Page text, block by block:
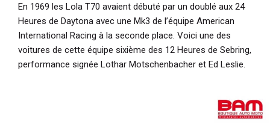
En 1969 les Lola T70 avaient débuté par un doublé aux 24
Heures de Daytona avec une Mk3 de l’équipe American
International Racing à la seconde place. Voici une des
voitures de cette équipe sixième des 12 Heures de Sebring,
performance signée Lothar Motschenbacher et Ed Leslie.